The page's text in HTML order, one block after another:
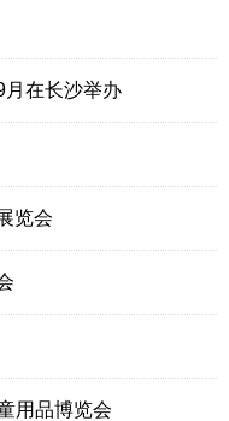
月在长沙举办
览会
用品博览会